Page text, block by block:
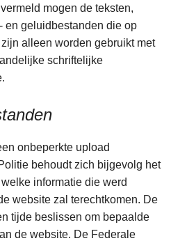
mogen de teksten,
en geluidbestanden die op
alleen worden gebruikt met
schriftelijke
onbeperkte upload
behoudt zich bijgevolg het
informatie die werd
website zal terechtkomen. De
tijde beslissen om bepaalde
de website. De Federale